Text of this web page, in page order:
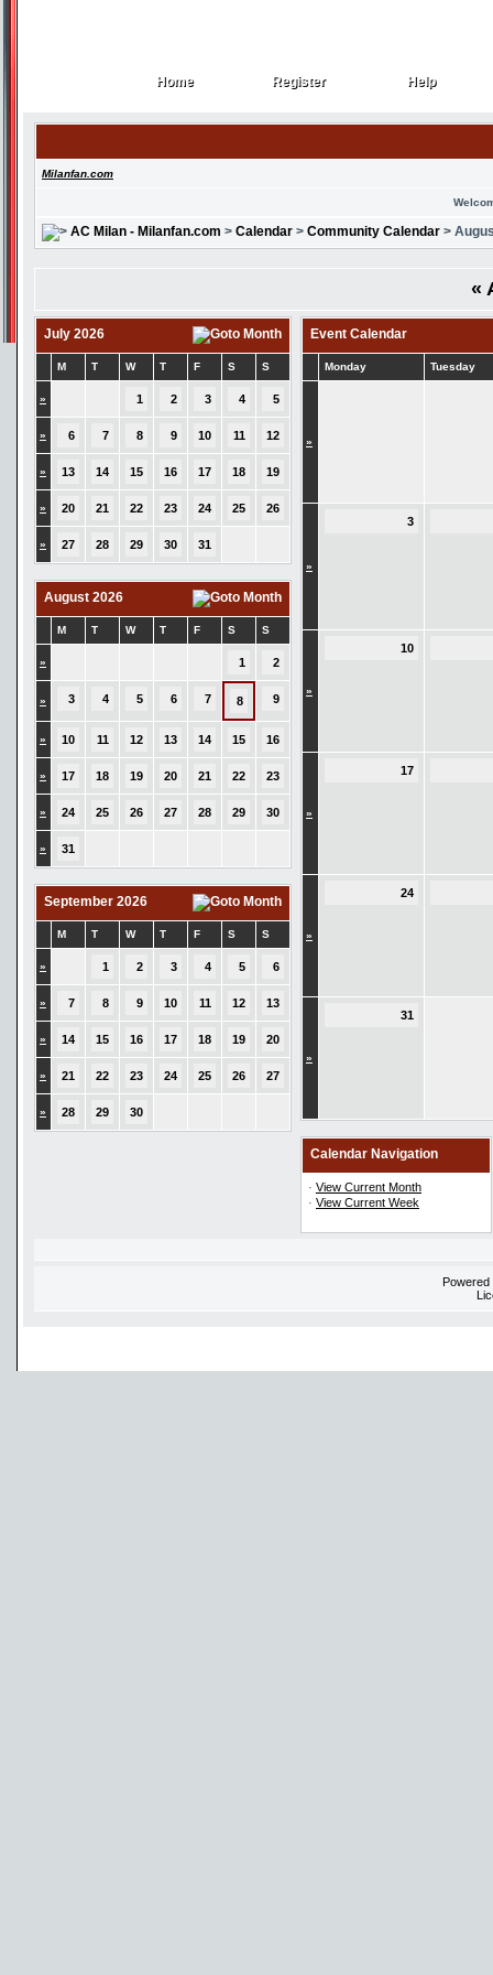
Home
Home Register
Register Help
Help
Milanfan.com
AC Milan - Milanfan.com > Calendar > Community Calendar >
«
July 2026
M T W T F S S
» 1 2 3 4 5
» 6 7 8 9 10 11 12
» 13 14 15 16 17 18 19
» 20 21 22 23 24 25 26
» 27 28 29 30 31
August 2026
M T W T F S S
» 1 2
» 3 4 5 6 7 8 9
» 10 11 12 13 14 15 16
» 17 18 19 20 21 22 23
» 24 25 26 27 28 29 30
» 31
September 2026
M T W T F S S
» 1 2 3 4 5 6
» 7 8 9 10 11 12 13
» 14 15 16 17 18 19 20
» 21 22 23 24 25 26 27
» 28 29 30
Event Calendar
Monday Tuesday
»
»
3
»
10
»
17
»
24
»
31
Calendar Navigation
· View Current Month
· View Current Week